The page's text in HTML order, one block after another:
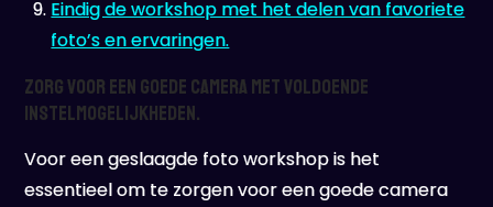
Eindig de workshop met het delen van favoriete
foto’s en ervaringen.
Zorg voor een goede camera met voldoende
instelmogelijkheden.
Voor een geslaagde foto workshop is het
essentieel om te zorgen voor een goede camera